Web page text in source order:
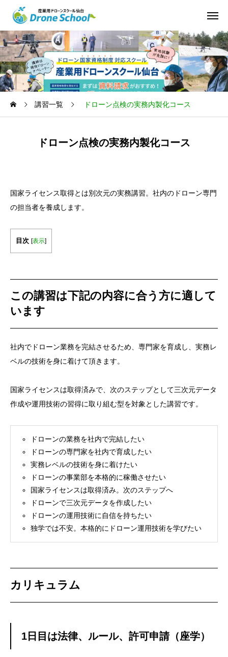
講習一覧 ドローン点検の実務内製化コース
ドローン点検の実務内製化コース
国家ライセンス取得とは別次元の実務講習。社内のドローン専門
の担当者を養成します。
目次 [表示]
この講習は下記の内容に合う方に適して
います
社内でドローン業務を完結させるため、専門家を育成し、実務レ
ベルの技術を身に着けて頂きます。
国家ライセンスは取得済みで、次のステップとして三次元データ
作成や運用技術の習得に取り組む型を対象とした講習です。
ドローンの業務を社内で完結したい
ドローンの専門家を社内で育成したい
実務レベルの技術を身に着けたい
ドローンの事業部を本格的に稼働させたい
国家ライセンスは取得済み。次のステップへ
ドローンで三次元データを作成したい
ドローンの運用技術に自信を持ちたい
独学では不安。本格的にドローン運用技術を学びたい
カリキュラム
1日目は法律、ルール、許可申請（座学）